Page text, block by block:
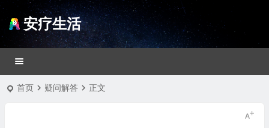
安疗生活
首页 疑问解答 正文